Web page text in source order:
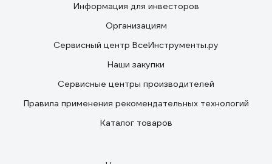
Информация для инвесторов
Организациям
Сервисный центр ВсеИнструменты.ру
Наши закупки
Сервисные центры производителей
Правила применения рекомендательных технологий
Каталог товаров